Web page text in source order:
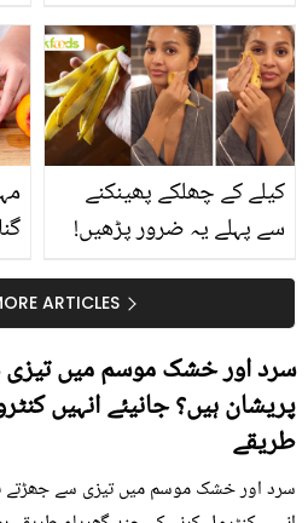
بتائے راز
کیلے کے چھلکے پھینکنے
سے پہلے یہ ضرور پڑھیں!
سستا اور قدرتی حلARTICLES
سرد اور خشک موسم میں
پریشان ہیں؟ جانیئے انہیں
طریقے
سرد اور خشک موسم میں تیزی سے جھڑتے